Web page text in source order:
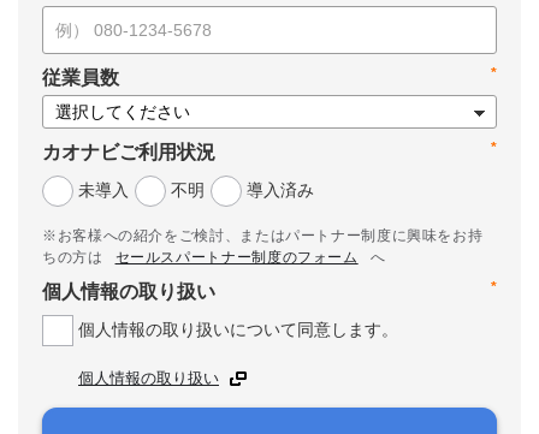
*
従業員数
*
カオナビご利用状況
未導入
不明 導入済み
※お客様への紹介をご検討、またはパートナー制度に興味をお持
ちの方は
セールスパートナー制度のフォーム
へ
*
個人情報の取り扱い
個人情報の取り扱いについて同意します。
個人情報の取り扱い